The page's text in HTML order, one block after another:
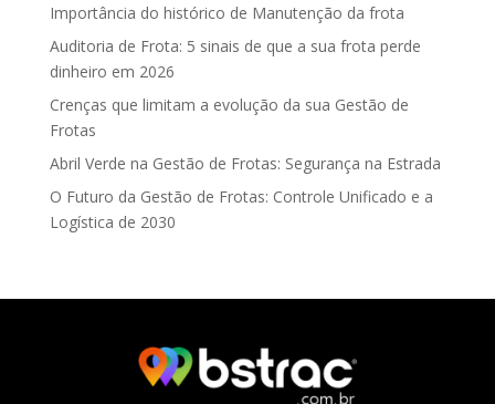
Importância do histórico de Manutenção da frota
Auditoria de Frota: 5 sinais de que a sua frota perde
dinheiro em 2026
Crenças que limitam a evolução da sua Gestão de
Frotas
Abril Verde na Gestão de Frotas: Segurança na Estrada
O Futuro da Gestão de Frotas: Controle Unificado e a
Logística de 2030